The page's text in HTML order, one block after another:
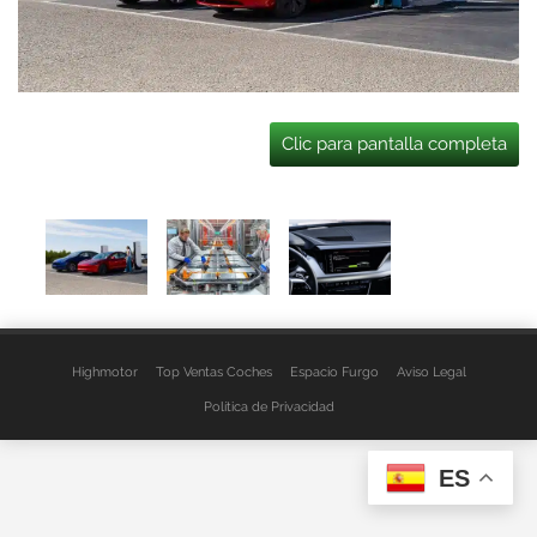
Clic para pantalla completa
Highmotor Top Ventas Coches Espacio Furgo Aviso Legal
Política de Privacidad
ES